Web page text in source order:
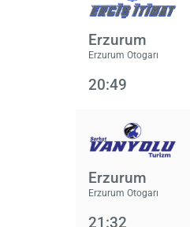
Erzurum
Erzurum Otogarı
20:49
Erzurum
Erzurum Otogarı
21:32